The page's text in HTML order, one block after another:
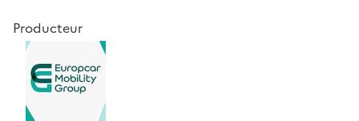
Producteur